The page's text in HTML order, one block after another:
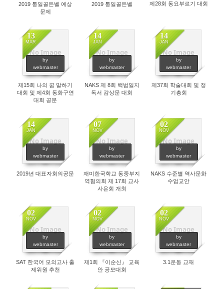
2019 통일골든벨 예상
문제
2019 통일골든벨 제28회 동요부르기 대회
No Image
13
MAR
by
webmaster
2511
제15회 나의 꿈 말하기
대회 및 제4회 동화구연
대회 공문
No Image
14
JAN
by
webmaster
2475
NAKS 제 8회 백범일지
독서 감상문 대회
No Image
14
JAN
by
webmaster
2814
제37회 학술대회 및 정
기총회
No Image
14
JAN
by
webmaster
3429
2019년 대표자회의공문
No Image
07
NOV
by
webmaster
2475
재미한국학교 동중부지
역협의회 제 17회 교사
사은회 개최
No Image
02
NOV
by
webmaster
2455
NAKS 수준별 역사문화
수업교안
No Image
02
NOV
by
webmaster
2466
SAT 한국어 모의고사 출
제위원 추천
No Image
02
NOV
by
webmaster
2638
제1회 『이순신』 교육
안 공모대회
No Image
02
NOV
by
webmaster
2435
3.1운동 교재